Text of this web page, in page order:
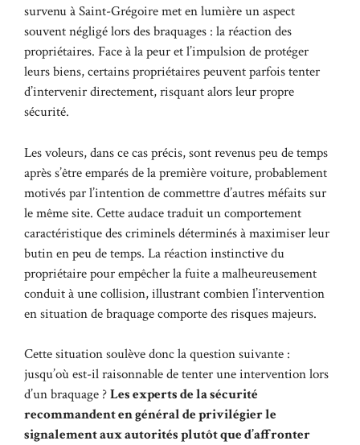
survenu à Saint-Grégoire met en lumière un aspect
souvent négligé lors des braquages : la réaction des
propriétaires. Face à la peur et l’impulsion de protéger
leurs biens, certains propriétaires peuvent parfois tenter
d’intervenir directement, risquant alors leur propre
sécurité.
Les voleurs, dans ce cas précis, sont revenus peu de temps
après s’être emparés de la première voiture, probablement
motivés par l’intention de commettre d’autres méfaits sur
le même site. Cette audace traduit un comportement
caractéristique des criminels déterminés à maximiser leur
butin en peu de temps. La réaction instinctive du
propriétaire pour empêcher la fuite a malheureusement
conduit à une collision, illustrant combien l’intervention
en situation de braquage comporte des risques majeurs.
Cette situation soulève donc la question suivante :
jusqu’où est-il raisonnable de tenter une intervention lors
d’un braquage ?Les experts de la sécurité
recommandent en général de privilégier le
signalement aux autorités plutôt que d’affronter